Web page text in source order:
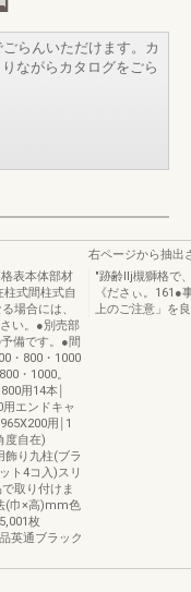
らんいただけます。カ
ながらカタログをごら
表本体部材
式間柱式自
場合には、
い。●別売部
備です。●間
・800・1000
・1000。
用14本￨
エンドキャ
用￨1
自在)
飾り九柱(ブラ
ト4コ入)スリ
取り付けま
(巾×高)mm色
枚
英通ブラック
右ページから抽出
"跡齢llj槻獅格で
《ださぃ。161●
上のご注意」を